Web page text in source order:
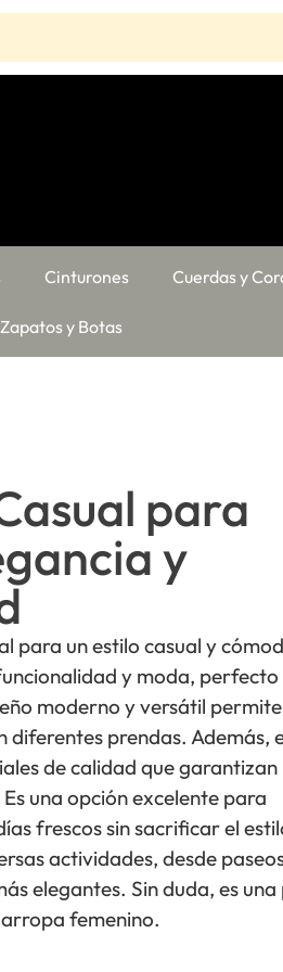
Cinturones Cuerdas y
Zapatos y Botas
para
y
para un estilo casual y
y moda, perfecto
moderno y versátil permite
prendas. Además,
de calidad que garantizan
una opción excelente para
frescos sin sacrificar el
actividades, desde
elegantes. Sin duda, es
femenino.